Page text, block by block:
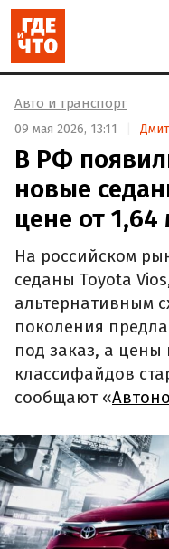
Авто и транспорт
09 мая 2026, 13:11
В РФ
новые
цене от
На российском
седаны Toyota
альтернативным
поколения
под заказ, а цены
классифайдов
сообщают «